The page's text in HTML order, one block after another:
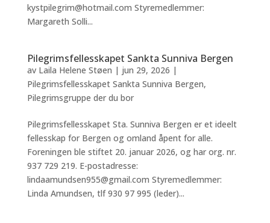
kystpilegrim@hotmail.com Styremedlemmer:
Margareth Solli...
Pilegrimsfellesskapet Sankta Sunniva Bergen
av Laila Helene Støen | jun 29, 2026 |
Pilegrimsfellesskapet Sankta Sunniva Bergen,
Pilegrimsgruppe der du bor
Pilegrimsfellesskapet Sta. Sunniva Bergen er et ideelt
fellesskap for Bergen og omland åpent for alle.
Foreningen ble stiftet 20. januar 2026, og har org. nr.
937 729 219. E-postadresse:
lindaamundsen955@gmail.com Styremedlemmer:
Linda Amundsen, tlf 930 97 995 (leder)...